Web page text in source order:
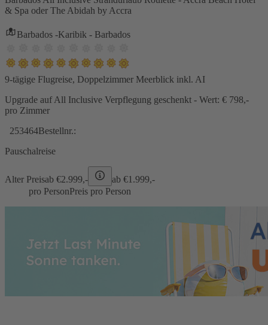
& Spa oder The Abidah by Accra
Barbados -Karibik - Barbados
9-tägige Flugreise, Doppelzimmer Meerblick inkl. AI
Upgrade auf All Inclusive Verpflegung geschenkt - Wert: € 798,-
pro Zimmer
253464Bestellnr.:
Pauschalreise
Alter Preisab €2.999,- ab €1.999,-
pro PersonPreis pro Person